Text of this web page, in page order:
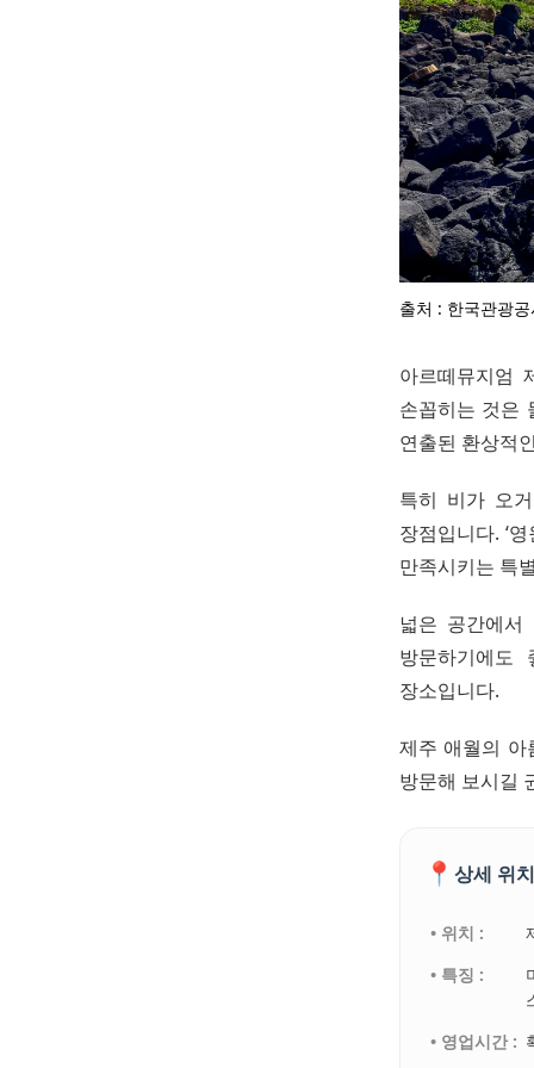
출처 : 한국관광
아르떼뮤지엄
손꼽히는 것은
연출된 환상적
특히 비가 오
장점입니다. ‘
만족시키는 특
넓은 공간에
방문하기에
장소입니다.
제주 애월의
방문해 보시길
📍 상세 위
• 위치 :
• 특징 :
• 영업시간 :